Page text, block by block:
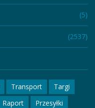
(5)
(2537)
Transport
Targi
Raport
Przesyłki